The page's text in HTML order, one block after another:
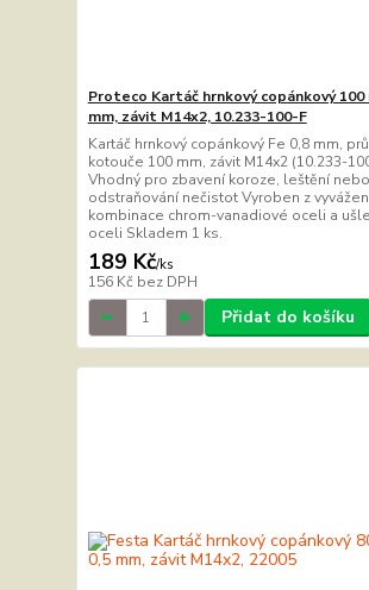
Proteco Kartáč hrnkový copánkový 100
mm, závit M14x2, 10.233-100-F
Kartáč hrnkový copánkový Fe 0,8 mm,
kotouče 100 mm, závit M14x2 (10.233-
Vhodný pro zbavení koroze, leštění nebo
odstraňování nečistot Vyroben z
kombinace chrom-vanadiové oceli a
oceli Skladem 1 ks.
189 Kč/ks
156 Kč bez DPH
Přidat do košíku